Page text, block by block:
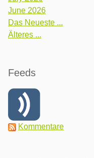
June 2026
Das Neueste ...
Älteres ...
Feeds
Kommentare